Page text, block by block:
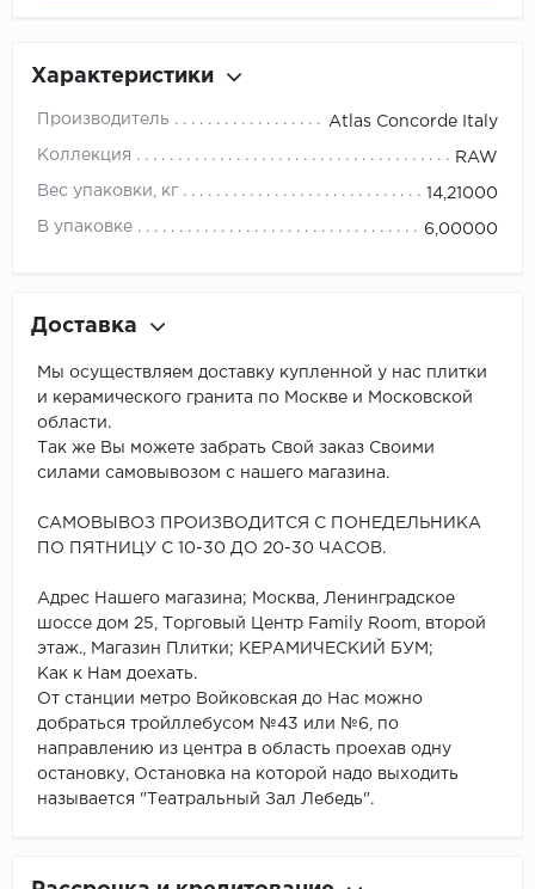
Характеристики
Производитель Atlas Concorde Italy
Коллекция RAW
Вес упаковки, кг 14,21000
В упаковке 6,00000
Доставка
Мы осуществляем доставку купленной у нас плитки
и керамического гранита по Москве и Московской
области.
Так же Вы можете забрать Свой заказ Своими
силами самовывозом с нашего магазина.
САМОВЫВОЗ ПРОИЗВОДИТСЯ С ПОНЕДЕЛЬНИКА
ПО ПЯТНИЦУ С 10-30 ДО 20-30 ЧАСОВ.
Адрес Нашего магазина; Москва, Ленинградское
шоссе дом 25, Торговый Центр Family Room, второй
этаж., Магазин Плитки; КЕРАМИЧЕСКИЙ БУМ;
Как к Нам доехать.
От станции метро Войковская до Нас можно
добраться тройллебусом №43 или №6, по
направлению из центра в область проехав одну
остановку, Остановка на которой надо выходить
называется "Театральный Зал Лебедь".